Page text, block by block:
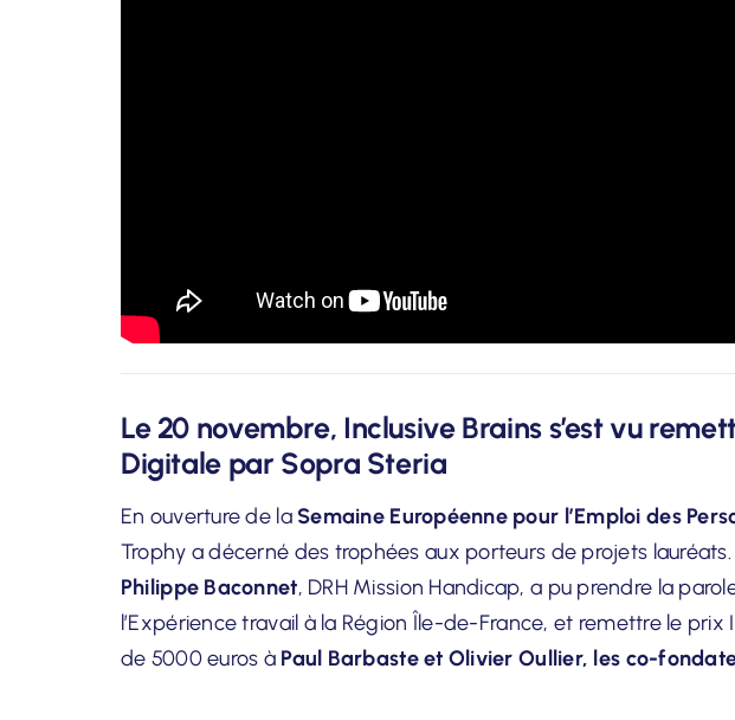
Le 20 novembre, Inclusive Brains s’est vu
Digitale par Sopra Steria
En ouverture de la Semaine Européenne pour l’Emploi des
Trophy a décerné des trophées aux porteurs de projets
Philippe Baconnet, DRH Mission Handicap, a pu prendre la
l’Expérience travail à la Région Île-de-France, et remettre le prix
de 5000 euros à Paul Barbaste et Olivier Oullier, les co-